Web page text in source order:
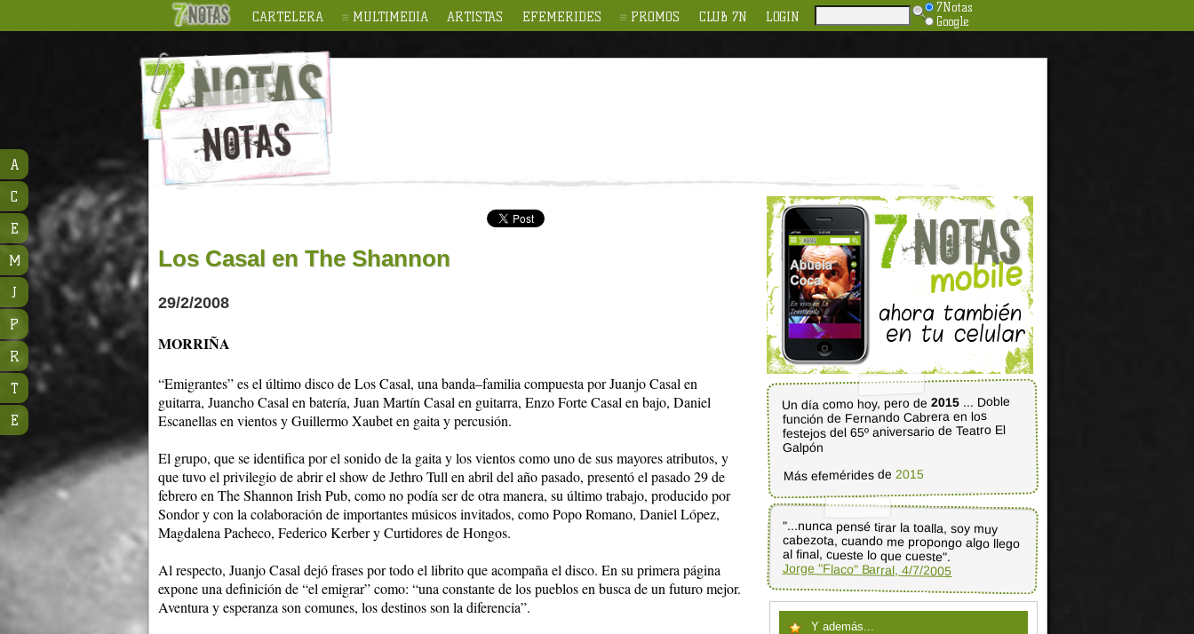
CARTELERA MULTIMEDIA ARTISTAS EFEMERIDES PROMOS CLUB 7N LOGIN
7Notas
Google
Los Casal en The Shannon
29/2/2008
MORRIÑA
“Emigrantes” es el último disco de Los Casal, una banda–familia compuesta por Juanjo Casal en
guitarra, Juancho Casal en batería, Juan Martín Casal en guitarra, Enzo Forte Casal en bajo, Daniel
Escanellas en vientos y Guillermo Xaubet en gaita y percusión.
El grupo, que se identifica por el sonido de la gaita y los vientos como uno de sus mayores atributos, y
que tuvo el privilegio de abrir el show de Jethro Tull en abril del año pasado, presentó el pasado 29 de
febrero en The Shannon Irish Pub, como no podía ser de otra manera, su último trabajo, producido por
Sondor y con la colaboración de importantes músicos invitados, como Popo Romano, Daniel López,
Magdalena Pacheco, Federico Kerber y Curtidores de Hongos.
Al respecto, Juanjo Casal dejó frases por todo el librito que acompaña el disco. En su primera página
expone una definición de “el emigrar” como: “una constante de los pueblos en busca de un futuro mejor.
Aventura y esperanza son comunes, los destinos son la diferencia”.
Un día como hoy, pero de2015 ... Doble
función de Fernando Cabrera en los
festejos del 65º aniversario de Teatro El
Galpón
Más efemérides de 2015
"...nunca pensé tirar la toalla, soy muy
cabezota, cuando me propongo algo llego
al final, cueste lo que cueste".
Jorge "Flaco" Barral, 4/7/2005
Y además...
A
C
E
M
J
P
R
T
E